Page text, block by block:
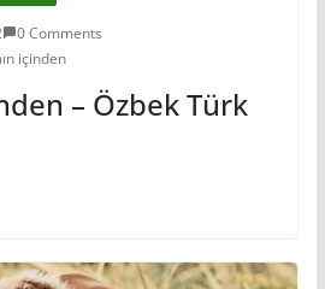
0 Comments
içinden
– Özbek Türk